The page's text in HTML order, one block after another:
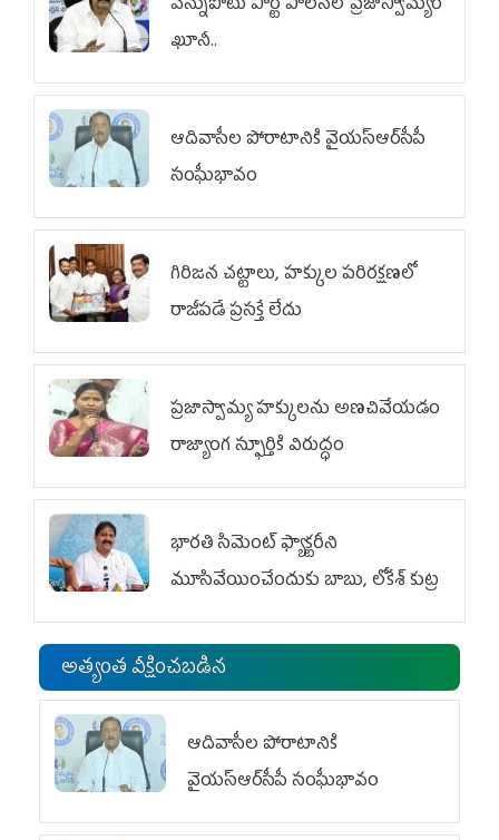
ఖూనీ..
ఆదివాసీల పోరాటానికి వైయ‌స్ఆర్‌సీపీ
సంఘీభావం
గిరిజన చట్టాలు, హక్కుల పరిరక్షణలో
రాజీపడే ప్రసక్తే లేదు
ప్రజాస్వామ్య హక్కులను అణచివేయడం
రాజ్యాంగ స్ఫూర్తికి విరుద్ధం
భారతి సిమెంట్ ఫ్యాక్టరీని
మూసివేయించేందుకు బాబు, లోకేశ్ కుట్ర
అత్యంత వీక్షించబడిన
ఆదివాసీల పోరాటానికి
వైయ‌స్ఆర్‌సీపీ సంఘీభావం